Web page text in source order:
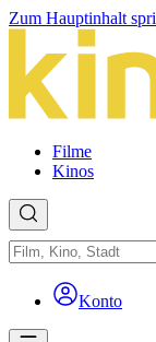
Zum Hauptinhalt
Filme
Kinos
Konto